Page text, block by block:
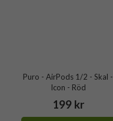
Puro - AirPods 1/2 - Skal -
Icon - Röd
199 kr